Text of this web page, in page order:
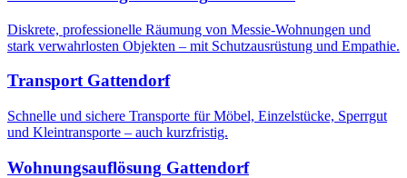
Diskrete, professionelle Räumung von Messie-Wohnungen und
stark verwahrlosten Objekten – mit Schutzausrüstung und Empathie.
Transport Gattendorf
Schnelle und sichere Transporte für Möbel, Einzelstücke, Sperrgut
und Kleintransporte – auch kurzfristig.
Wohnungsauflösung Gattendorf